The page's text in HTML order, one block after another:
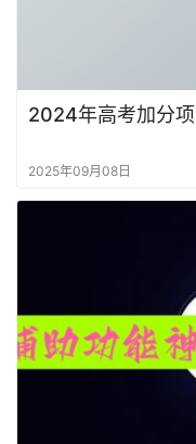
2024年高考加分
2025年09月08日